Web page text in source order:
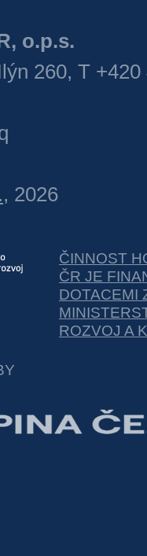
o.p.s.
260, T +420
, 2026
ČINNOST
ČR JE
DOTACEMI
ROZVOJ A